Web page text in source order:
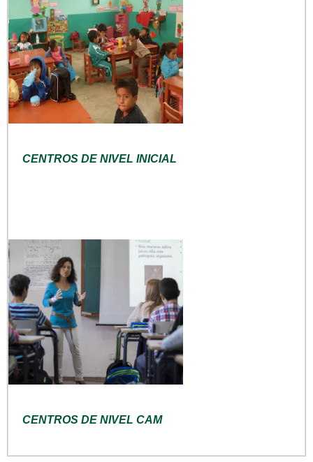
CENTROS DE NIVEL INICIAL
CENTROS DE NIVEL CAM